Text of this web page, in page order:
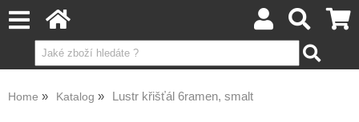
Home Katalog Lustr křišťál 6ramen, smalt